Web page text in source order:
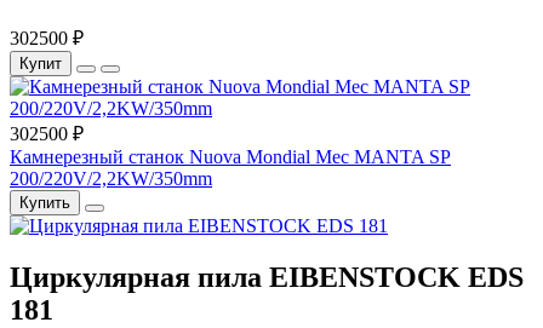
302500 ₽
Купит
302500 ₽
Камнерезный станок Nuova Mondial Mec MANTA SP
200/220V/2,2KW/350mm
Купить
Циркулярная пила EIBENSTOCK EDS
181